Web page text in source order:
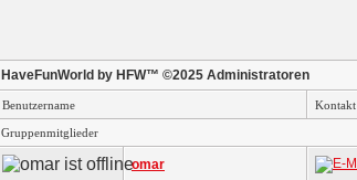
HaveFunWorld by HFW™ ©2025 Administratoren
Benutzername Kontakt
Gruppenmitglieder
omar